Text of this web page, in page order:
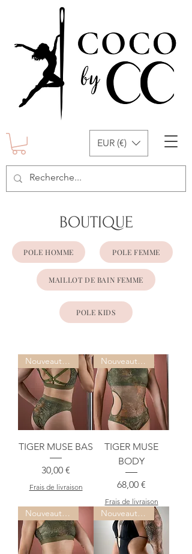
EUR (€)
BOUTIQUE
POLE HOMME POLE FEMME
MAILLOT DE BAIN FEMME
POLE KIDS
Nouveauté !
TIGER MUSE BAS
Prix
30,00 €
Frais de livraison
Nouveauté !
TIGER MUSE
BODY
Prix
68,00 €
Frais de livraison
Nouveauté ! Nouveauté !